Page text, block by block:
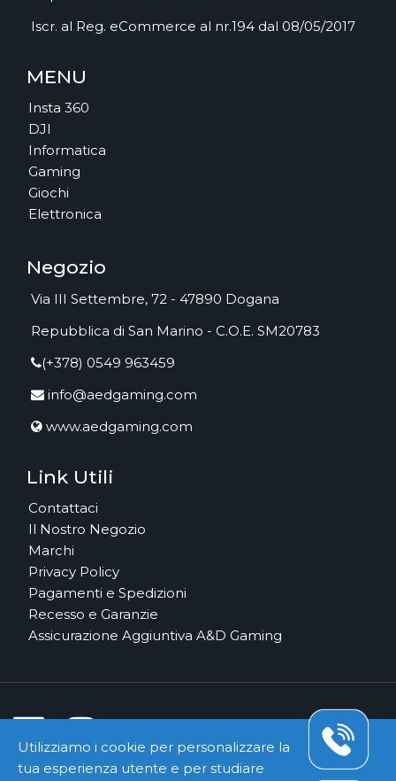
Iscr. al Reg. eCommerce al nr.194 dal 08/05/2017
MENU
Insta 360
DJI
Informatica
Gaming
Giochi
Elettronica
Negozio
Via III Settembre, 72 - 47890 Dogana
Repubblica di San Marino - C.O.E. SM20783
(+378) 0549 963459
info@aedgaming.com
www.aedgaming.com
Link Utili
Contattaci
Il Nostro Negozio
Marchi
Privacy Policy
Pagamenti e Spedizioni
Recesso e Garanzie
Assicurazione Aggiuntiva A&D Gaming
Pagamenti e Corrieri Sicuri
Utilizziamo i cookie per personalizzare la
tua esperienza utente e per studiare